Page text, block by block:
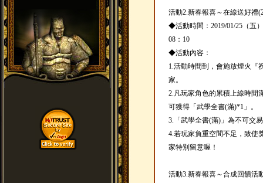
活動2.新春報喜～在線送好禮
◆活動時間：2019/01/25（五
08：10
◆活動內容：
1.活動時間到，會施放煙火『
家。
2.凡玩家角色的累積上線時間
可獲得「武學全書(滿)*1」。
3.「武學全書(滿)」為不可交
4.若玩家負重空間不足，致使
家特別留意喔！
活動3.新春報喜～合成回饋活